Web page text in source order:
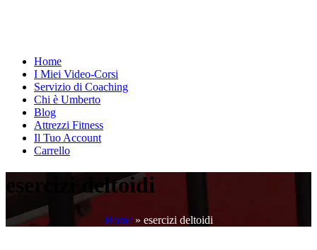
Home
I Miei Video-Corsi
Servizio di Coaching
Chi è Umberto
Blog
Attrezzi Fitness
Il Tuo Account
Carrello
esercizi deltoidi
Home» esercizi deltoidi